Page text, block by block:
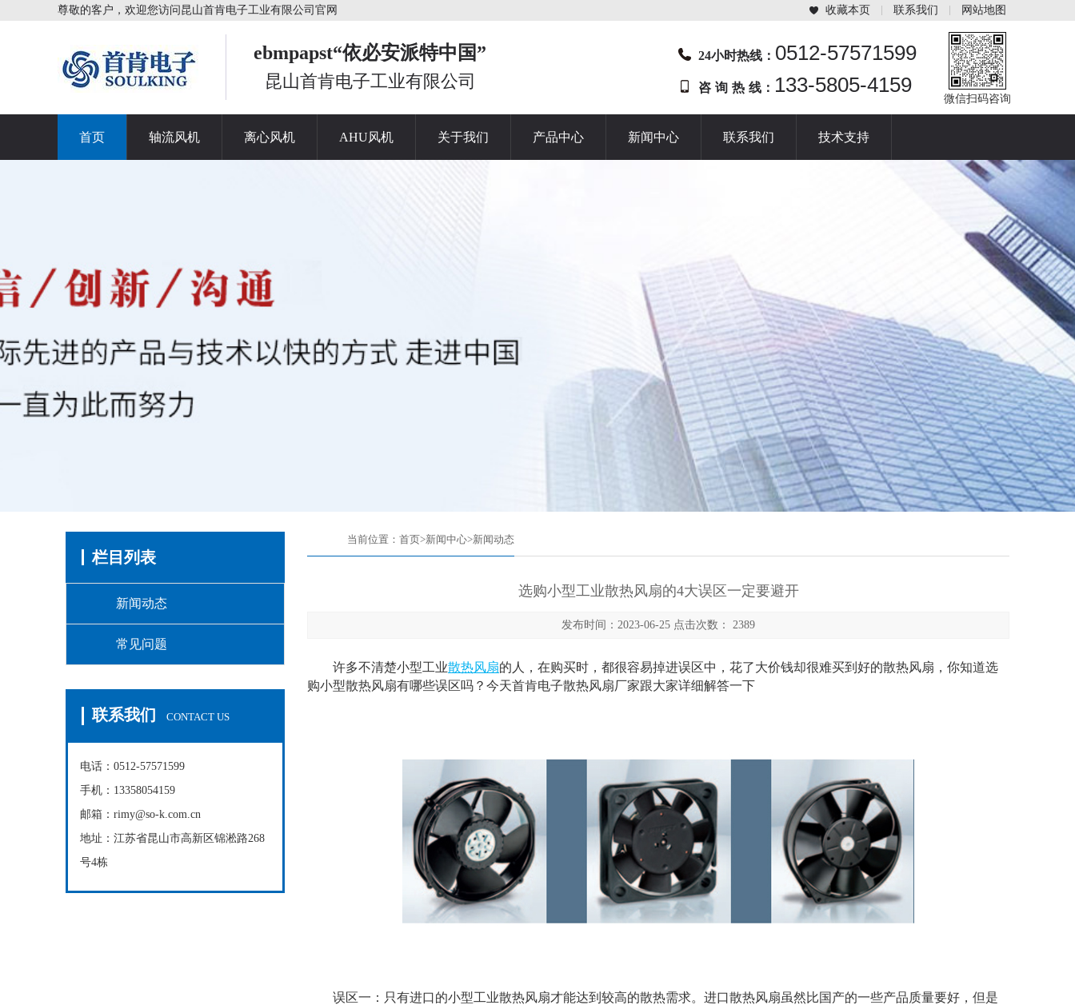
尊敬的客户，欢迎您访问昆山首肯电子工业有限公司官网 收藏本页 联系我们 网站地图
ebmpapst“依必安派特中国”
昆山首肯电子工业有限公司
24小时热线： 0512-57571599
咨 询 热 线： 133-5805-4159
微信扫码咨询
首页 轴流风机 离心风机 AHU风机 关于我们 产品中心 新闻中心 联系我们 技术支持
栏目列表
新闻动态
常见问题
联系我们 CONTACT US
电话：0512-57571599
手机：13358054159
邮箱：rimy@so-k.com.cn
地址：江苏省昆山市高新区锦淞路268
号4栋
当前位置： 首页>新闻中心>新闻动态
选购小型工业散热风扇的4大误区一定要避开
发布时间：2023-06-25 点击次数： 2389
许多不清楚小型工业散热风扇的人，在购买时，都很容易掉进误区中，花了大价钱却很难买到好的散热风扇，你知道选
购小型散热风扇有哪些误区吗？今天首肯电子散热风扇厂家跟大家详细解答一下
误区一：只有进口的小型工业散热风扇才能达到较高的散热需求。进口散热风扇虽然比国产的一些产品质量要好，但是